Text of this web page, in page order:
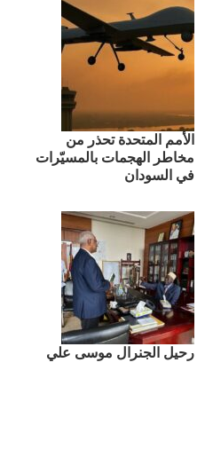
الأمم المتحدة تحذر من
مخاطر الهجمات بالمسيّرات
في السودان
رحيل الجنرال موسى علي